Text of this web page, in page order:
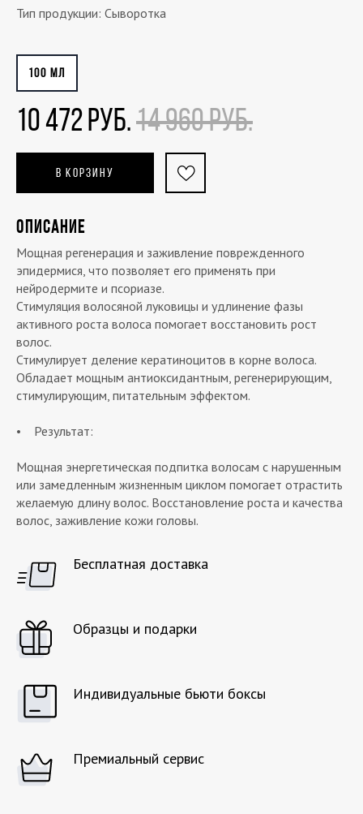
Тип продукции: Сыворотка
100 МЛ
10 472 РУБ.14 960 РУБ.
В КОРЗИНУ
ОПИСАНИЕ
Мощная регенерация и заживление поврежденного
эпидермися, что позволяет его применять при
нейродермите и псориазе.
Стимуляция волосяной луковицы и удлинение фазы
активного роста волоса помогает восстановить рост
волос.
Стимулирует деление кератиноцитов в корне волоса.
Обладает мощным антиоксидантным, регенерирующим,
стимулирующим, питательным эффектом.
• Результат:
Мощная энергетическая подпитка волосам с нарушенным
или замедленным жизненным циклом помогает отрастить
желаемую длину волос. Восстановление роста и качества
волос, заживление кожи головы.
Бесплатная доставка
Образцы и подарки
Индивидуальные бьюти боксы
Премиальный сервис